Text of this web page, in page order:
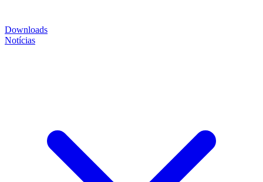
Downloads
Notícias